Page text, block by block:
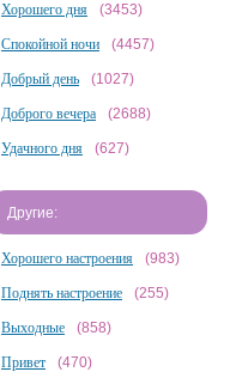
Хорошего дня (3453)
Спокойной ночи (4457)
Добрый день (1027)
Доброго вечера (2688)
Удачного дня (627)
Другие:
Хорошего настроения (983)
Поднять настроение (255)
Выходные (858)
Привет (470)